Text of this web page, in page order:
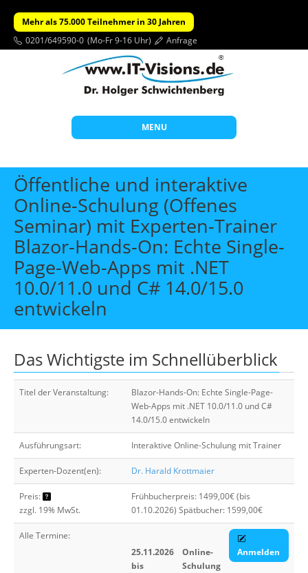
Mehr als 75.000 Teilnehmer in 30 Jahren
0201/649590-0 (Mo-Fr 9-16 Uhr) Anfrage
MENU
Start
Themen
Beratung
Individuelle Schulungen
Offene Seminare
Wissen
Über uns
Öffentliche und interaktive
Online-Schulung (Offenes
Seminar) mit Experten-Trainer
Blazor-Hands-On: Echte Single-
Page-Web-Apps mit .NET
10.0/11.0 und C# 14.0/15.0
entwickeln
Das Wichtigste im Schnellüberblick
Titel der Veranstaltung:
Blazor-Hands-On: Echte Single-Page-
Web-Apps mit .NET 10.0/11.0 und C#
14.0/15.0 entwickeln
Ausführungsart: Interaktive Online-Schulung mit Trainer
Experten-Dozent(en): Dr. Harald Krottmaier
Preis:
zzgl. 19% MwSt.
Frühbucherpreis: 1499,00€ (bis
01.10.2026) Spätbucher: 1599,00€
Alle Termine:
25.11.2026
bis
Online-
Schulung
Anmelden